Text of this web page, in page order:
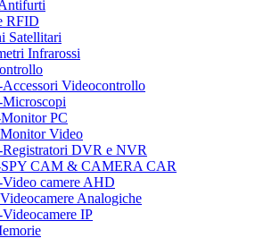
RFID
Satellitari
Infrarossi
Videocontrollo
PC
Video
DVR e NVR
CAM & CAMERA CAR
camere AHD
Analogiche
IP